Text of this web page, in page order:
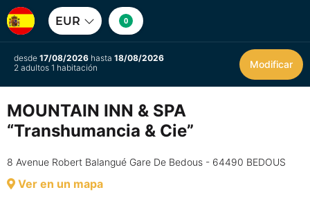
EUR 0
desde 17/08/2026 hasta 18/08/2026
2 adultos 1 habitación
Modificar
MOUNTAIN INN & SPA
“Transhumancia & Cie”
8 Avenue Robert Balangué Gare De Bedous - 64490 BEDOUS
Ver en un mapa